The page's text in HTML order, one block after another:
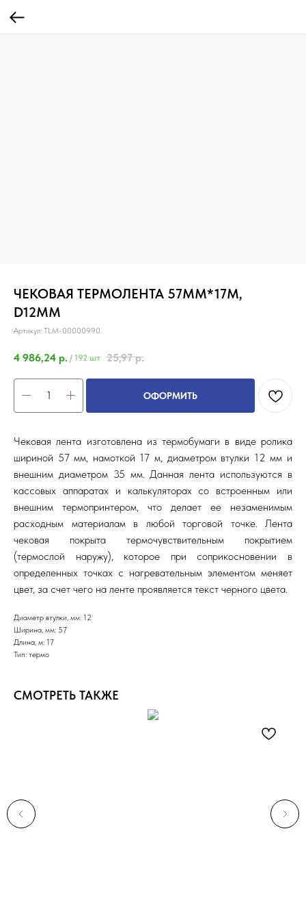
ЧЕКОВАЯ ТЕРМОЛЕНТА 57ММ*17М,
D12ММ
Артикул: TLM-00000990
4 986,24 р. / 192 шт 25,97 р.
ОФОРМИТЬ
Чековая лента изготовлена из термобумаги в виде ролика
шириной 57 мм, намоткой 17 м, диаметром втулки 12 мм и
внешним диаметром 35 мм. Данная лента используются в
кассовых аппаратах и калькуляторах со встроенным или
внешним термопринтером, что делает ее незаменимым
расходным материалам в любой торговой точке. Лента
чековая покрыта термочувствительным покрытием
(термослой наружу), которое при соприкосновении в
определенных точках с нагревательным элементом меняет
цвет, за счет чего на ленте проявляется текст черного цвета.
Диаметр втулки, мм: 12
Ширина, мм: 57
Длина, м: 17
Тип: термо
СМОТРЕТЬ ТАКЖЕ